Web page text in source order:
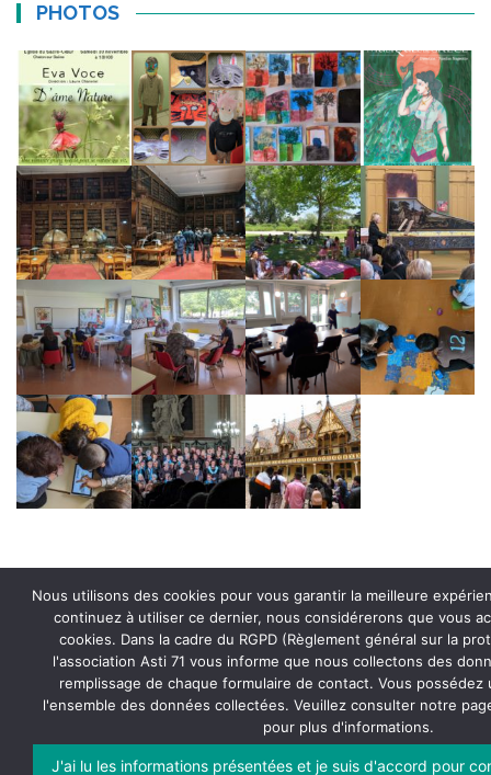
PHOTOS
Derniers articles
Nous utilisons des cookies pour vous garantir la meilleure
continuez à utiliser ce dernier, nous considérerons que vous
cookies. Dans la cadre du RGPD (Règlement général sur la
l'association Asti 71 vous informe que nous collectons des
remplissage de chaque formulaire de contact. Vous
l'ensemble des données collectées. Veuillez consulter notre
pour plus d'informations.
J'ai lu les informations présentées et je suis d'accord pour